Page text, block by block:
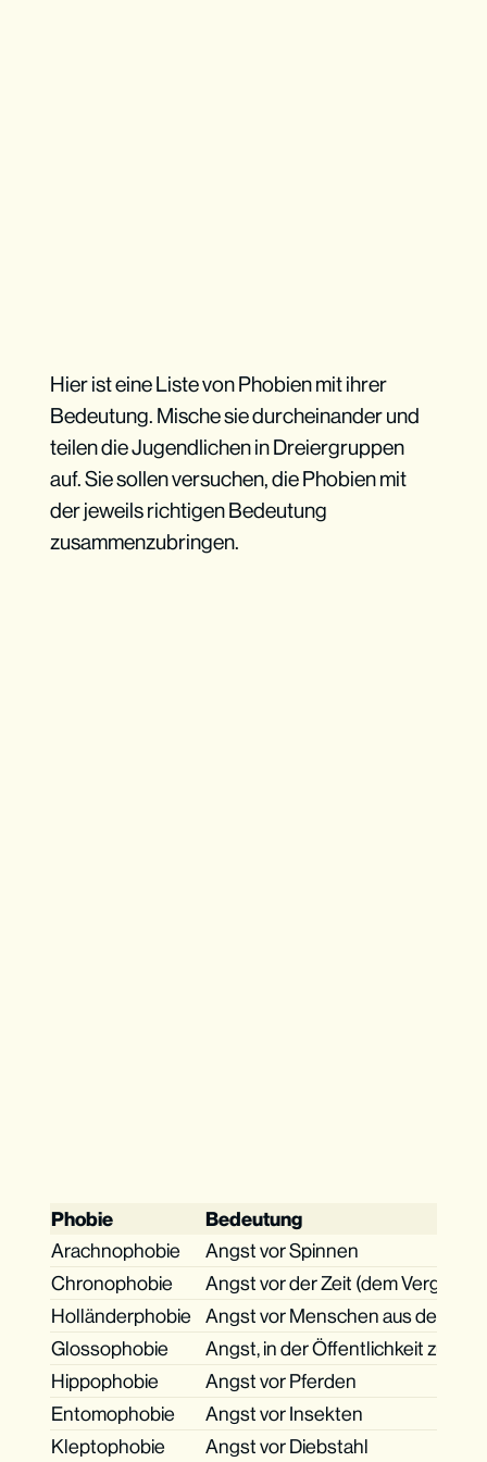
Hier ist eine Liste von Phobien mit ihrer
Bedeutung. Mische sie durcheinander und
teilen die Jugendlichen in Dreiergruppen
auf. Sie sollen versuchen, die Phobien mit
der jeweils richtigen Bedeutung
zusammenzubringen.
Phobie
Bedeutung
Arachnophobie
Angst vor Spinnen
Chronophobie
Angst vor der Zeit (dem
Holländerphobie
Angst vor Menschen aus den
Glossophobie
Angst, in der Öffentlichkeit zu
Hippophobie
Angst vor Pferden
Entomophobie
Angst vor Insekten
Kleptophobie
Angst vor Diebstahl